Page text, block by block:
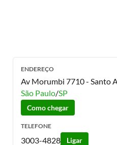
ENDEREÇO
Av Morumbi 7710 - Santo
São Paulo/SP
Como chegar
TELEFONE
3003-4828 Ligar